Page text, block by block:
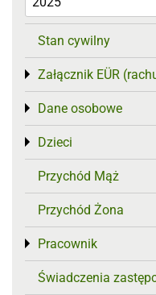
Stan cywilny
Załącznik EÜR
Toggle menu
Dane osobowe
Toggle menu
Dzieci
Toggle menu
Przychód Mąż
Przychód Żona
Pracownik
Toggle menu
Świadczenia